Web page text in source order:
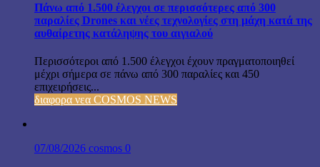
Πάνω από 1.500 έλεγχοι σε περισσότερες από 300
παραλίες Drones και νέες τεχνολογίες στη μάχη κατά της
αυθαίρετης κατάληψης του αιγιαλού
Περισσότεροι από 1.500 έλεγχοι έχουν πραγματοποιηθεί
μέχρι σήμερα σε πάνω από 300 παραλίες και 450
επιχειρήσεις...
διαφορα νεα COSMOS NEWS
07/08/2026 cosmos 0